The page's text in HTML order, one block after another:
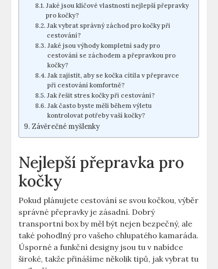
Jaké jsou klíčové vlastnosti nejlepší přepravky
pro kočky?
Jak vybrat správný záchod pro kočky při
cestování?
Jaké jsou výhody kompletní sady pro
cestování se záchodem a přepravkou pro
kočky?
Jak zajistit, aby se kočka cítila v přepravce
při cestování komfortně?
Jak řešit stres kočky při cestování?
Jak často byste měli během výletu
kontrolovat potřeby vaší kočky?
Závěrečné myšlenky
Nejlepší přepravka pro
kočky
Pokud plánujete cestování se svou kočkou, výběr
správné přepravky je zásadní. Dobrý
transportní box by měl být nejen bezpečný, ale
také pohodlný pro vašeho chlupatého kamaráda.
Úsporné a funkční designy jsou tu v nabídce
široké, takže přinášíme několik tipů, jak vybrat tu